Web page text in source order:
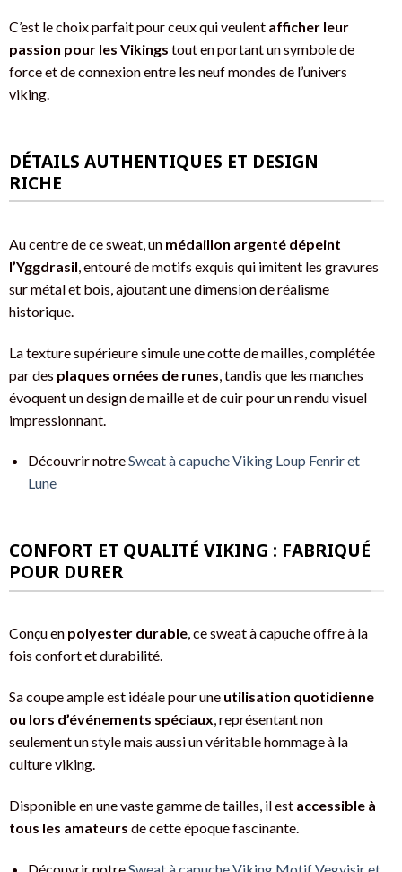
C’est le choix parfait pour ceux qui veulent afficher leur
passion pour les Vikings tout en portant un symbole de
force et de connexion entre les neuf mondes de l’univers
viking.
DÉTAILS AUTHENTIQUES ET DESIGN
RICHE
Au centre de ce sweat, un médaillon argenté dépeint
l’Yggdrasil, entouré de motifs exquis qui imitent les gravures
sur métal et bois, ajoutant une dimension de réalisme
historique.
La texture supérieure simule une cotte de mailles, complétée
par des plaques ornées de runes , tandis que les manches
évoquent un design de maille et de cuir pour un rendu visuel
impressionnant.
Découvrir notreSweat à capuche Viking Loup Fenrir et
Lune
CONFORT ET QUALITÉ VIKING : FABRIQUÉ
POUR DURER
Conçu en polyester durable, ce sweat à capuche offre à la
fois confort et durabilité.
Sa coupe ample est idéale pour une utilisation quotidienne
ou lors d’événements spéciaux, représentant non
seulement un style mais aussi un véritable hommage à la
culture viking.
Disponible en une vaste gamme de tailles, il est accessible à
tous les amateurs de cette époque fascinante.